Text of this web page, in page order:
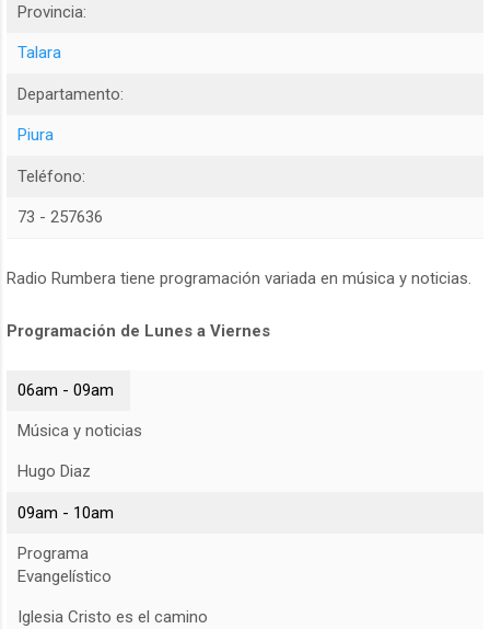
Provincia:
Talara
Departamento:
Piura
Teléfono:
73 - 257636
Radio Rumbera tiene programación variada en música y noticias.
Programación de Lunes a Viernes
06am - 09am
Música y noticias
Hugo Diaz
09am - 10am
Programa
Evangelístico
Iglesia Cristo es el camino